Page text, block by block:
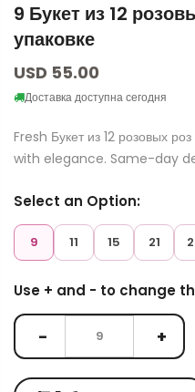
9 Букет из 12
упаковке
USD 55.00
Доставка доступна сегодня
Fresh Букет из 12 розовых
with elegance. Same-day
Select an Option:
9 11 15 21
Use + and - to change
− +